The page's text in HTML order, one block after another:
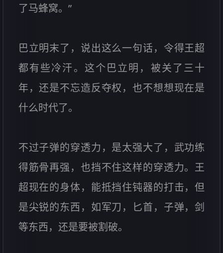
了马蜂窝。”
巴立明末了，说出这么一句话，令得王超
都有些冷汗。这个巴立明，被关了三十
年，还是不忘造反夺权，也不想想现在是
什么时代了。
不过子弹的穿透力，是太强大了，武功练
得筋骨再强，也挡不住这样的穿透力。王
超现在的身体，能抵挡住钝器的打击，但
是尖锐的东西，如军刀，匕首，子弹，剑
等东西，还是要被割破。